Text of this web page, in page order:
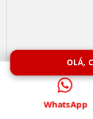
OLÁ,
WhatsApp